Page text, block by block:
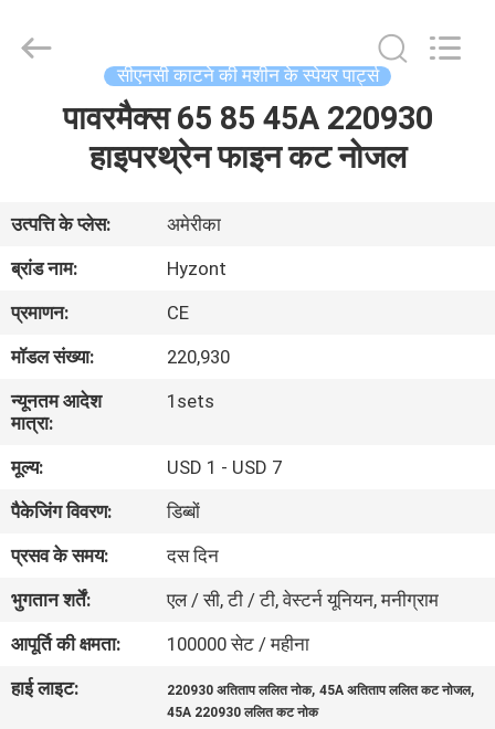
वीडियो
हमारे
बारे
में
कारखाना
भ्रमण
गुणवत्ता
नियंत्रण
एक
Technologies
Co.,Ltd..
सीएनसी काटने की मशीन के स्पेयर पार्ट्स
पावरमैक्स 65 85 45A 220930
हाइपरथ्रेन फाइन कट नोजल
उत्पत्ति के प्लेस:
अमेरीका
ब्रांड नाम:
Hyzont
प्रमाणन:
CE
मॉडल संख्या:
220,930
न्यूनतम आदेश
मात्रा:
1sets
मूल्य:
USD 1 - USD 7
पैकेजिंग विवरण:
डिब्बों
प्रसव के समय:
दस दिन
भुगतान शर्तें:
एल / सी, टी / टी, वेस्टर्न यूनियन, मनीग्राम
आपूर्ति की क्षमता:
100000 सेट / महीना
हाई लाइट:
220930 अतिताप ललित नोक,45A अतिताप ललित कट नोजल,
45A 220930 ललित कट नोक